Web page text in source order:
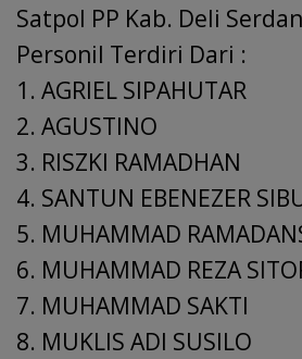
Satpol PP Kab. Deli
Personil Terdiri Dari :
1. AGRIEL SIPAHUTAR
2. AGUSTINO
3. RISZKI RAMADHAN
4. SANTUN EBENEZER
5. MUHAMMAD
6. MUHAMMAD REZA
7. MUHAMMAD SAKTI
8. MUKLIS ADI SUSILO